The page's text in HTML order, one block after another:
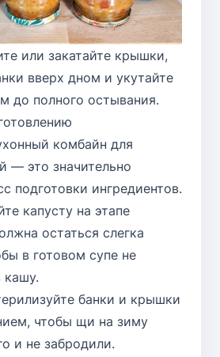
или закатайте крышки,
вверх дном и укутайте
до полного остывания.
комбайн для
— это значительно
подготовки ингредиентов.
капусту на этапе
остаться слегка
в готовом супе не
кашу.
банки и крышки
чтобы щи на зиму
и не забродили.